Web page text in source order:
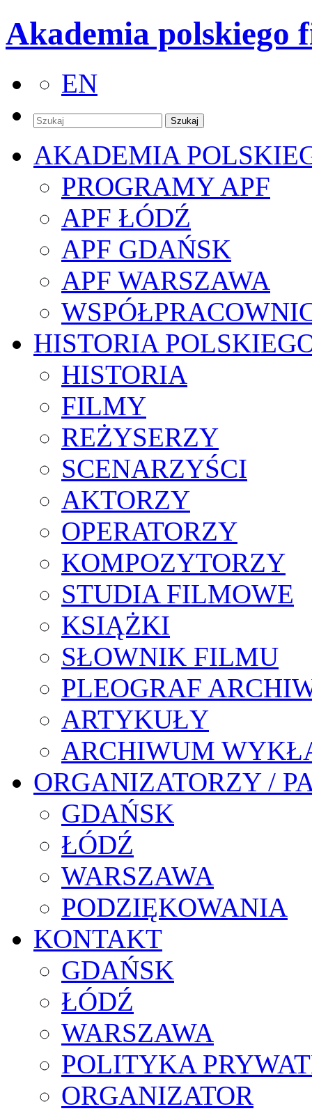
Akademia polskiego
EN
AKADEMIA
PROGRAMY APF
APF ŁÓDŹ
APF GDAŃSK
APF WARSZAWA
HISTORIA
HISTORIA
FILMY
REŻYSERZY
SCENARZYŚCI
AKTORZY
OPERATORZY
KOMPOZYTORZY
STUDIA FILMOWE
KSIĄŻKI
SŁOWNIK FILMU
PLEOGRAF
ARTYKUŁY
ARCHIWUM
ORGANIZATORZY /
GDAŃSK
ŁÓDŹ
WARSZAWA
PODZIĘKOWANIA
KONTAKT
GDAŃSK
ŁÓDŹ
WARSZAWA
POLITYKA
ORGANIZATOR